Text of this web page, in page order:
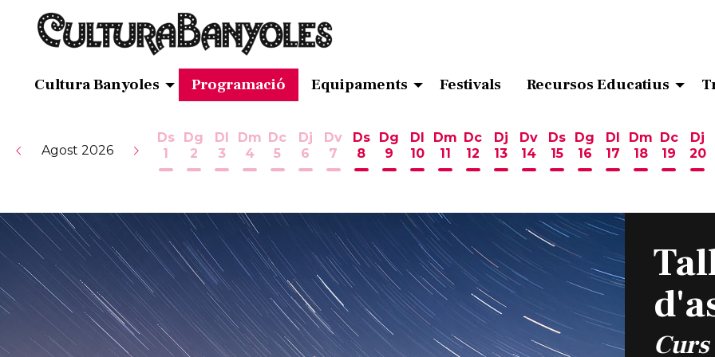
Cultura Banyoles Programació Equipaments Festivals Recursos Educatius
Agost 2026
Ds
1
Dissabte 1 d'agost
Dg
2
Diumenge 2 d'agost
Dl
3
Dilluns 3 d'agost
Dm
4
Dimarts 4 d'agost
Dc
5
Dimecres 5 d'agost
Dj
6
Dijous 6 d'agost
Dv
7
Divendres 7 d'agost
Ds
8
Dissabte 8 d'agost
Dg
9
Diumenge 9 d'agost
Dl
10
Dilluns 10 d'agost
Dm
11
Dimarts 11 d'agost
Dc
12
Dimecres 12 d'agost
Dj
13
Dijous 13 d'agost
Dv
14
Divendres 14 d'agost
Ds
15
Dissabte 15 d'agost
Dg
16
Diumenge 16
Dl
17
Dilluns 17
Dm
18
Dimarts 18
Dc
19
Dj
20
Curs